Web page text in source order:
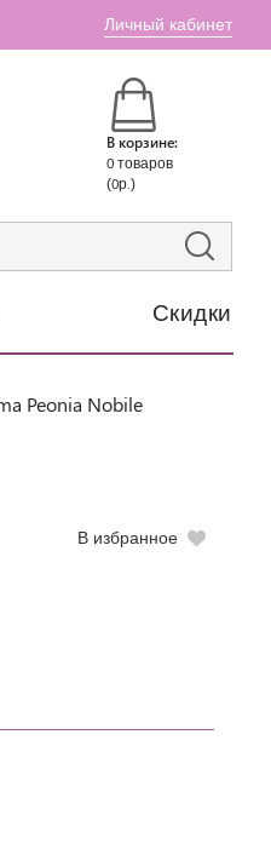
Личный кабинет
В корзине:
0 товаров
(0р.)
Скидки
Peonia Nobile
В избранное